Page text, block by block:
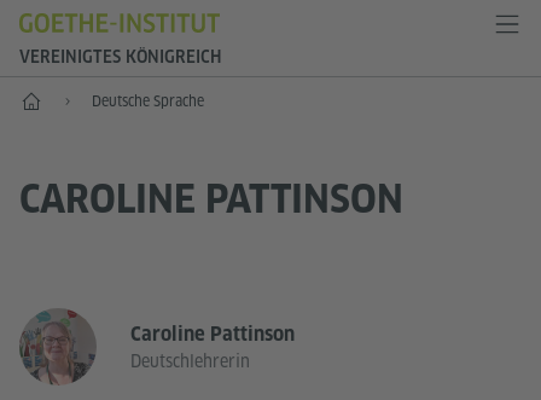
VEREINIGTES KÖNIGREICH
Start Deutsche Sprache
CAROLINE PATTINSON
Caroline Pattinson
Deutschlehrerin